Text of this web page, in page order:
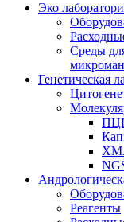
Эко
Среды
Генетическая
Реагенты